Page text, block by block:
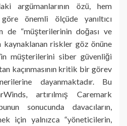
argümanlarının özü, hem
önemli ölçüde yanıltıcı
de “müşterilerinin doğası ve
kaynaklanan riskler göz önüne
müşterilerini siber güvenliği
kaçınmasının kritik bir görev
dayanmaktadır. Bu
artırılmış Caremark
sonucunda davacıların,
için yalnızca “yöneticilerin,